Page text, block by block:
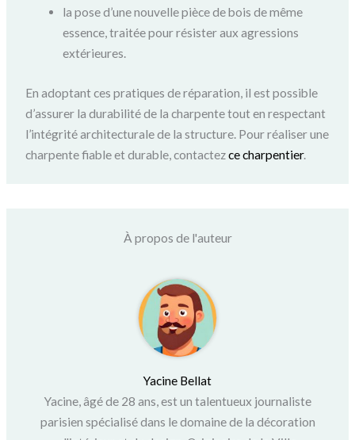
la pose d’une nouvelle pièce de bois de même
essence, traitée pour résister aux agressions
extérieures.
En adoptant ces pratiques de réparation, il est possible
d’assurer la durabilité de la charpente tout en respectant
l’intégrité architecturale de la structure. Pour réaliser une
charpente fiable et durable, contactezce charpentier.
À propos de l'auteur
Yacine Bellat
Yacine, âgé de 28 ans, est un talentueux journaliste
parisien spécialisé dans le domaine de la décoration